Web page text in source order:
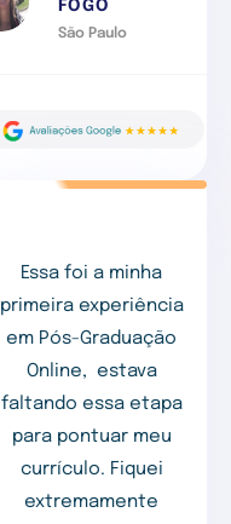
FOGO
São Paulo
Essa foi a minha
primeira experiência
em Pós-Graduação
Online, estava
faltando essa etapa
para pontuar meu
currículo. Fiquei
extremamente